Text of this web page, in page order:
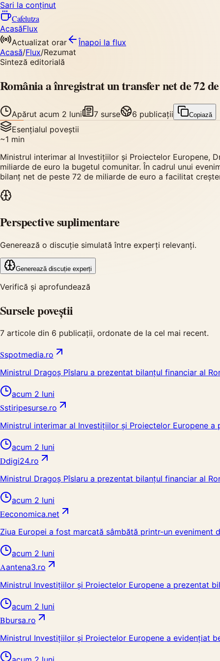
Sari la conținut
Cafelutza
AcasăFlux
Actualizat orar
Înapoi la flux
Acasă/Flux/Rezumat
Sinteză editorială
România a înregistrat un transfer net de 72
Apărut acum 2 luni 7 surse 6 publicații Copiază
Esențialul poveștii
~1 min
Ministrul interimar al Investițiilor și Proiectelor Europene,
miliarde de euro la bugetul comunitar. În cadrul unui
bilanț net de peste 72 de miliarde de euro a facilitat
Perspective suplimentare
Generează o discuție simulată între experți relevanți.
Generează discuție experți
Verifică și aprofundează
Sursele poveștii
7 articole din 6 publicații, ordonate de la cel mai recent.
Sspotmedia.ro
Ministrul Dragoș Pîslaru a prezentat bilanțul financiar al
acum 2 luni
Sstiripesurse.ro
Ministrul interimar al Investițiilor și Proiectelor Europene
acum 2 luni
Ddigi24.ro
Ministrul Dragoș Pîslaru a prezentat bilanțul financiar al
acum 2 luni
Eeconomica.net
Ziua Europei a fost marcată sâmbătă printr-un
acum 2 luni
Aantena3.ro
Ministrul Investițiilor și Proiectelor Europene a prezentat
acum 2 luni
Bbursa.ro
Ministrul Investițiilor și Proiectelor Europene a evidențiat